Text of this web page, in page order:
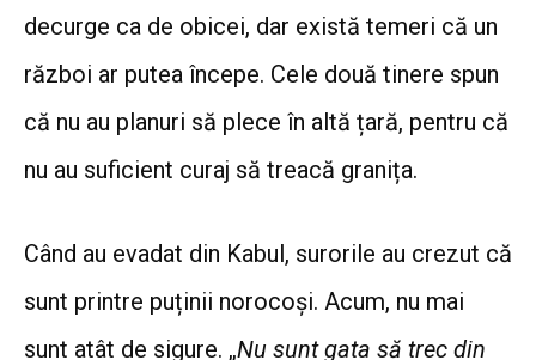
decurge ca de obicei, dar există temeri că un
război ar putea începe. Cele două tinere spun
că nu au planuri să plece în altă țară, pentru că
nu au suficient curaj să treacă granița.
Când au evadat din Kabul, surorile au crezut că
sunt printre puținii norocoși. Acum, nu mai
sunt atât de sigure. „Nu sunt gata să trec din